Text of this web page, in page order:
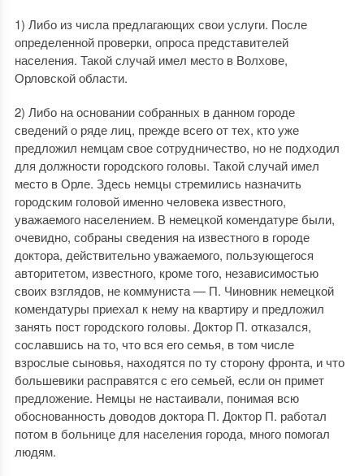
1) Либо из числа предлагающих свои услуги. После
определенной проверки, опроса представителей
населения. Такой случай имел место в Волхове,
Орловской области.
2) Либо на основании собранных в данном городе
сведений о ряде лиц, прежде всего от тех, кто уже
предложил немцам свое сотрудничество, но не подходил
для должности городского головы. Такой случай имел
место в Орле. Здесь немцы стремились назначить
городским головой именно человека известного,
уважаемого населением. В немецкой комендатуре были,
очевидно, собраны сведения на известного в городе
доктора, действительно уважаемого, пользующегося
авторитетом, известного, кроме того, независимостью
своих взглядов, не коммуниста — П. Чиновник немецкой
комендатуры приехал к нему на квартиру и предложил
занять пост городского головы. Доктор П. отказался,
сославшись на то, что вся его семья, в том числе
взрослые сыновья, находятся по ту сторону фронта, и что
большевики расправятся с его семьей, если он примет
предложение. Немцы не настаивали, понимая всю
обоснованность доводов доктора П. Доктор П. работал
потом в больнице для населения города, много помогал
людям.